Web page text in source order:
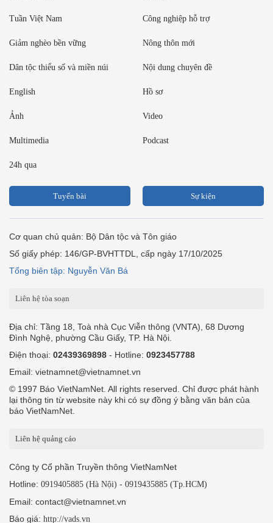
Tuần Việt Nam Công nghiệp hỗ trợ
Giảm nghèo bền vững Nông thôn mới
Dân tộc thiểu số và miền núi Nội dung chuyên đề
English Hồ sơ
Ảnh Video
Multimedia Podcast
24h qua
Tuyến bài Sự kiện
Cơ quan chủ quản: Bộ Dân tộc và Tôn giáo
Số giấy phép: 146/GP-BVHTTDL, cấp ngày 17/10/2025
Tổng biên tập: Nguyễn Văn Bá
Liên hệ tòa soạn
Địa chỉ: Tầng 18, Toà nhà Cục Viễn thông (VNTA), 68 Dương
Đình Nghệ, phường Cầu Giấy, TP. Hà Nội.
Điện thoại: 02439369898 - Hotline: 0923457788
Email: vietnamnet@vietnamnet.vn
© 1997 Báo VietNamNet. All rights reserved. Chỉ được phát hành
lại thông tin từ website này khi có sự đồng ý bằng văn bản của
báo VietNamNet.
Liên hệ quảng cáo
Công ty Cổ phần Truyền thông VietNamNet
Hotline: 0919405885 (Hà Nội) - 0919435885 (Tp.HCM)
Email: contact@vietnamnet.vn
Báo giá: http://vads.vn